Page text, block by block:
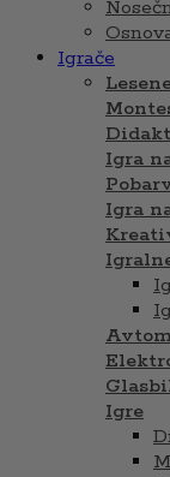
Igrače
Igra
Igra
Igre